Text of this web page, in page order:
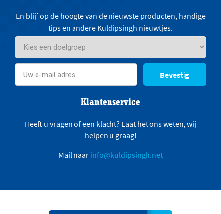
En blijf op de hoogte van de nieuwste producten, handige
tips en andere Kuldipsingh nieuwtjes.
Bevestig
Klantenservice
Heeft u vragen of een klacht? Laat het ons weten, wij
helpen u graag!
Mail naar info@kuldipsingh.net